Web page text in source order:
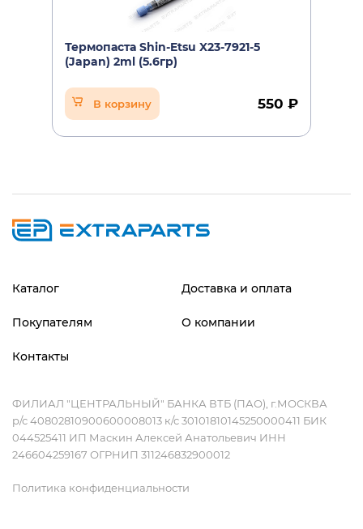
Термопаста Shin-Etsu X23-7921-5
(Japan) 2ml (5.6гр)
В корзину 550 ₽
Каталог Доставка и оплата
Покупателям О компании
Контакты
ФИЛИАЛ "ЦЕНТРАЛЬНЫЙ" БАНКА ВТБ (ПАО), г.МОСКВА
р/с 40802810900600008013 к/с 30101810145250000411 БИК
044525411 ИП Маскин Алексей Анатольевич ИНН
246604259167 ОГРНИП 311246832900012
Политика конфиденциальности